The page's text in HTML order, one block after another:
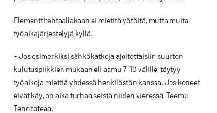
Elementtitehtaallakaan ei mietitä yötöitä, mutta muita
työaikajärjestelyjä kyllä.
– Jos esimerkiksi sähkökatkoja ajoitettaisiin suurten
kulutuspiikkien mukaan eli aamu 7–10 välille, täytyy
työaikoja miettiä yhdessä henkilöstön kanssa. Jos koneet
eivät käy, on aika turhaa seistä niiden vieressä, Teemu
Teno toteaa.